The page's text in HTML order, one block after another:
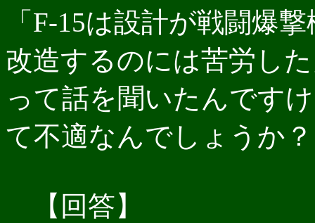
「F-15は設計が戦闘爆
改造するのには苦労し
って話を聞いたんです
て不適なんでしょうか？
【回答】